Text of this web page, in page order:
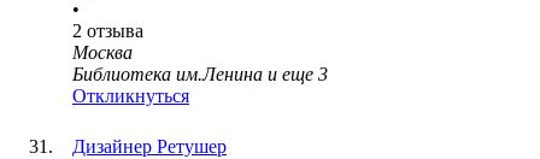
•
2 отзыва
Москва
Библиотека им.Ленина и еще 3
Откликнуться
Дизайнер Ретушер